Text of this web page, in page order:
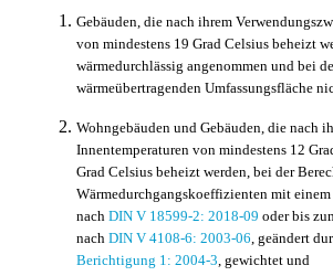
Gebäuden, die nach ihrem
von mindestens 19 Grad Celsius beheizt
wärmedurchlässig angenommen und bei
wärmeübertragenden Umfassungsfläche
Wohngebäuden und Gebäuden, die nach
Innentemperaturen von mindestens 12
Grad Celsius beheizt werden, bei der
Wärmedurchgangskoeffizienten mit
nach DIN V 18599-2: 2018-09 oder bis
nach DIN V 4108-6: 2003-06, geändert
Berichtigung 1: 2004-3, gewichtet und